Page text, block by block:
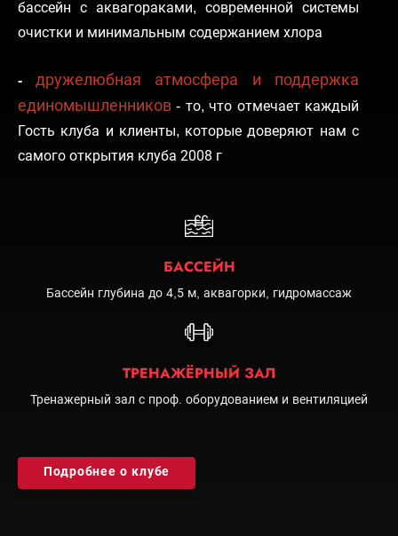
бассейн с аквагораками, современной системы
очистки и минимальным содержанием хлора
- дружелюбная атмосфера и поддержка
единомышленников - то, что отмечает каждый
Гость клуба и клиенты, которые доверяют нам с
самого открытия клуба 2008 г
БАССЕЙН
Бассейн глубина до 4,5 м, аквагорки, гидромассаж
ТРЕНАЖЁРНЫЙ ЗАЛ
Тренажерный зал с проф. оборудованием и вентиляцией
Подробнее о клубе